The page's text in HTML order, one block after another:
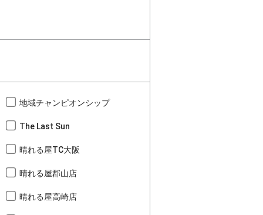
地域チャンピオンシップ
The Last Sun
晴れる屋TC大阪
晴れる屋郡山店
晴れる屋高崎店